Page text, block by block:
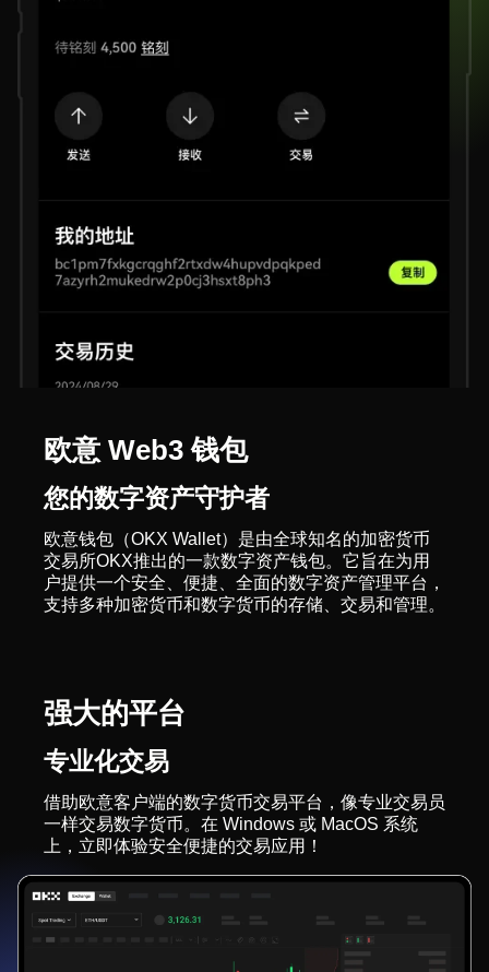
欧意 Web3 钱包
您的数字资产守护者
欧意钱包（OKX Wallet）是由全球知名的加密货币
交易所OKX推出的一款数字资产钱包。它旨在为用
户提供一个安全、便捷、全面的数字资产管理平台，
支持多种加密货币和数字货币的存储、交易和管理。
强大的平台
专业化交易
借助欧意客户端的数字货币交易平台，像专业交易员
一样交易数字货币。在 Windows 或 MacOS 系统
上，立即体验安全便捷的交易应用！